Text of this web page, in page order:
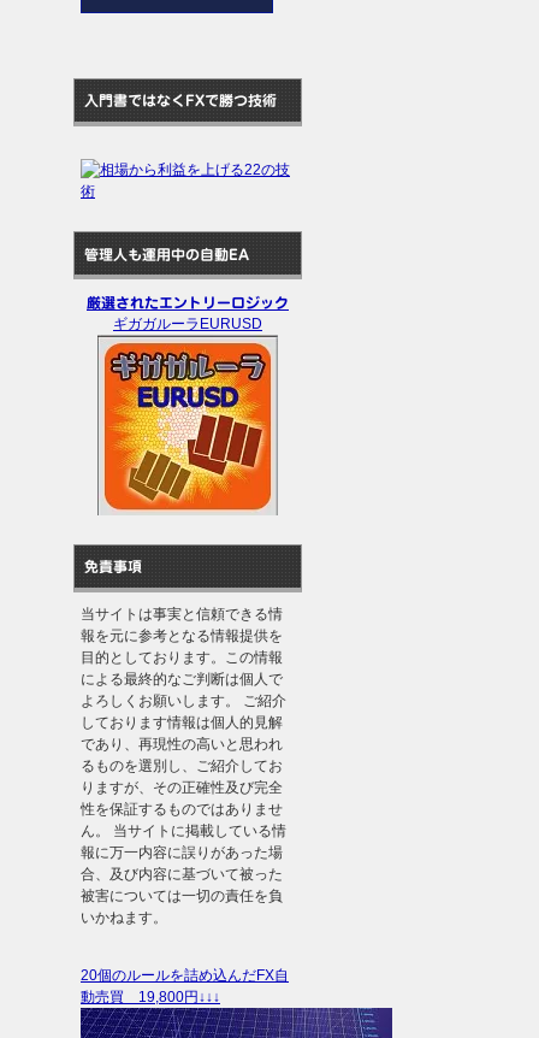
入門書ではなくFXで勝つ技術
管理人も運用中の自動EA
厳選されたエントリーロジック
ギガガルーラEURUSD
免責事項
当サイトは事実と信頼できる情
報を元に参考となる情報提供を
目的としております。この情報
による最終的なご判断は個人で
よろしくお願いします。 ご紹介
しております情報は個人的見解
であり、再現性の高いと思われ
るものを選別し、ご紹介してお
りますが、その正確性及び完全
性を保証するものではありませ
ん。 当サイトに掲載している情
報に万一内容に誤りがあった場
合、及び内容に基づいて被った
被害については一切の責任を負
いかねます。
20個のルールを詰め込んだFX自
動売買 19,800円↓↓↓